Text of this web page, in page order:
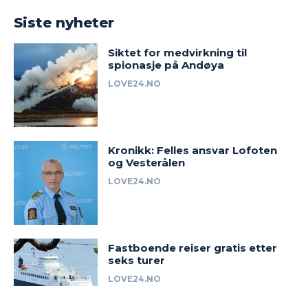
Siste nyheter
Siktet for medvirkning til
spionasje på Andøya
LOVE24.NO
Kronikk: Felles ansvar Lofoten
og Vesterålen
LOVE24.NO
Fastboende reiser gratis etter
seks turer
LOVE24.NO